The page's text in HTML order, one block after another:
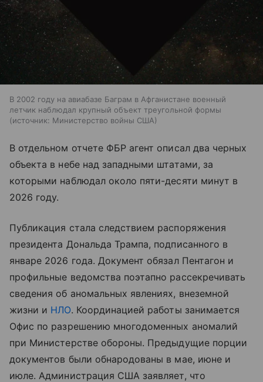
В 2002 году на авиабазе Баграм в Афганистане военный
летчик наблюдал крупный объект треугольной формы
источник: Министерство войны США
В отдельном отчете ФБР агент описал два черных
объекта в небе над западными штатами, за
которыми наблюдал около пяти-десяти минут в
2026 году.
Публикация стала следствием распоряжения
президента Дональда Трампа, подписанного в
январе 2026 года. Документ обязал Пентагон и
профильные ведомства поэтапно рассекречивать
сведения об аномальных явлениях, внеземной
жизни и НЛО. Координацией работы занимается
Офис по разрешению многодоменных аномалий
при Министерстве обороны. Предыдущие порции
документов были обнародованы в мае, июне и
июле. Администрация США заявляет, что